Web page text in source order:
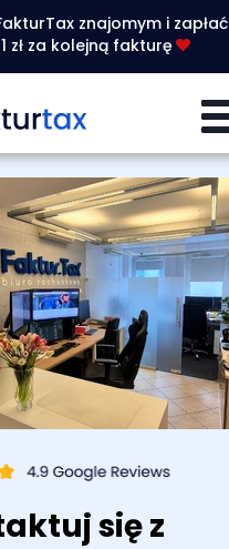
znajomym i zapłać
1 zł za kolejną fakturę
się z